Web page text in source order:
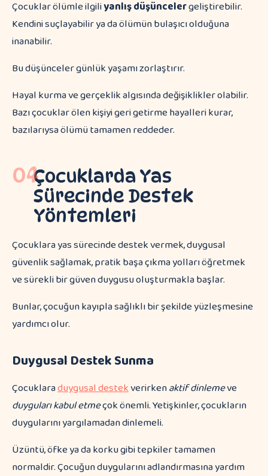
Çocuklar ölümle ilgiliyanlış düşüncelergeliştirebilir.
Kendini suçlayabilir ya da ölümün bulaşıcı olduğuna
inanabilir.
Bu düşünceler günlük yaşamı zorlaştırır.
Hayal kurma ve gerçeklik algısında değişiklikler olabilir.
Bazı çocuklar ölen kişiyi geri getirme hayalleri kurar,
bazılarıysa ölümü tamamen reddeder.
04Çocuklarda Yas
Sürecinde Destek
Yöntemleri
Çocuklara yas sürecinde destek vermek, duygusal
güvenlik sağlamak, pratik başa çıkma yolları öğretmek
ve sürekli bir güven duygusu oluşturmakla başlar.
Bunlar, çocuğun kayıpla sağlıklı bir şekilde yüzleşmesine
yardımcı olur.
Duygusal Destek Sunma
Çocuklaraduygusal destekverirkenaktif dinlemeve
duyguları kabul etmeçok önemli. Yetişkinler, çocukların
duygularını yargılamadan dinlemeli.
Üzüntü, öfke ya da korku gibi tepkiler tamamen
normaldir. Çocuğun duygularını adlandırmasına yardım